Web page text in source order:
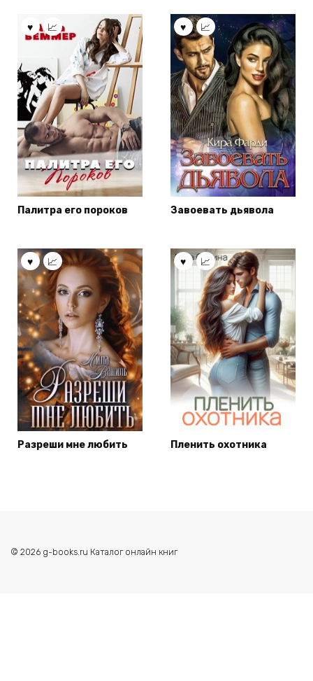
Палитра его пороков Завоевать дьявола
Разреши мне любить Пленить охотника
© 2026 g-books.ru Каталог онлайн книг